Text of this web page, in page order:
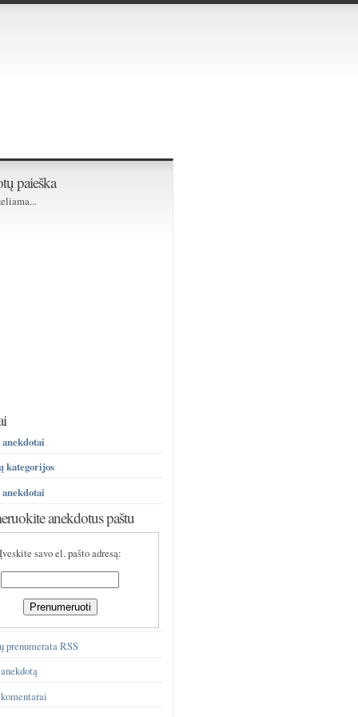
paieška
kategorijos
anekdotus paštu
Įveskite savo el. pašto adresą:
prenumerata RSS